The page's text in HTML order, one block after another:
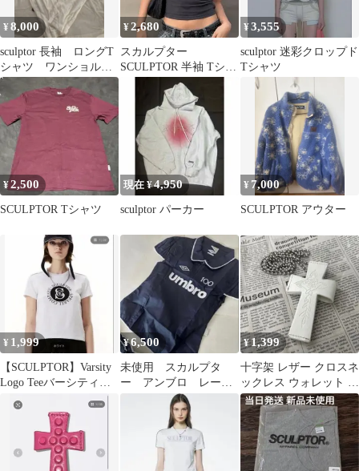
¥8,000
sculptor 長袖 ロングT
シャツ ワンショルダ
ー
¥2,680
スカルプター
SCULPTOR 半袖 Tシャ
ツ チャコールグレー
¥3,555
sculptor 迷彩クロップド
Tシャツ
¥2,500
SCULPTOR Tシャツ
現在 ¥4,950
sculptor パーカー
¥ 7,000
SCULPTOR アウター
¥ 1,999
【SCULPTOR】Varsity
Logo Teeバーシティロ
ゴT ホワイトS
¥6,500
未使用 スカルプタ
ー アンブロ レース
¥1,399
十字架 レザー クロスネ
ックレス ウォレット ホ
ワイト SCULPTOR風